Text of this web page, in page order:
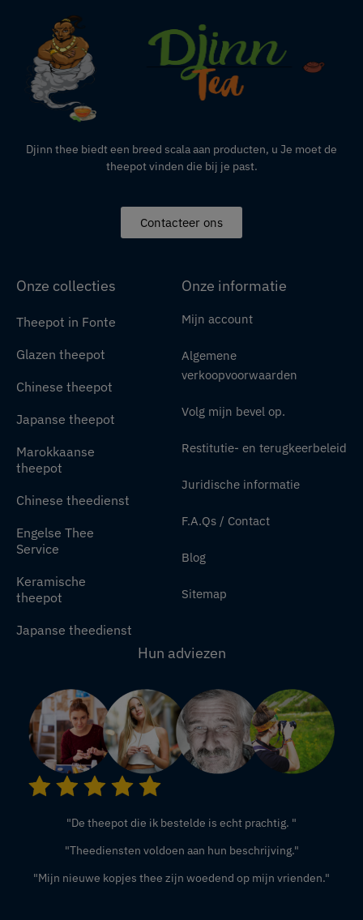
Djinn thee biedt een breed scala aan producten, u Je moet de
theepot vinden die bij je past.
Contacteer ons
Onze collecties
Theepot in Fonte
Glazen theepot
Chinese theepot
Japanse theepot
Marokkaanse
theepot
Chinese theedienst
Engelse Thee
Service
Keramische
theepot
Japanse theedienst
Onze informatie
Mijn account
Algemene
verkoopvoorwaarden
Volg mijn bevel op.
Restitutie- en terugkeerbeleid
Juridische informatie
F.A.Qs / Contact
Blog
Sitemap
Hun adviezen
"De theepot die ik bestelde is echt prachtig. "
"Theediensten voldoen aan hun beschrijving."
"Mijn nieuwe kopjes thee zijn woedend op mijn vrienden."